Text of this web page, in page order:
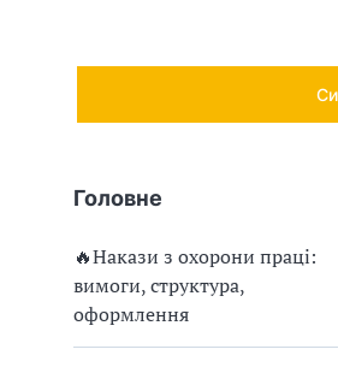
Головне
🔥Накази з охорони праці:
вимоги, структура,
оформлення